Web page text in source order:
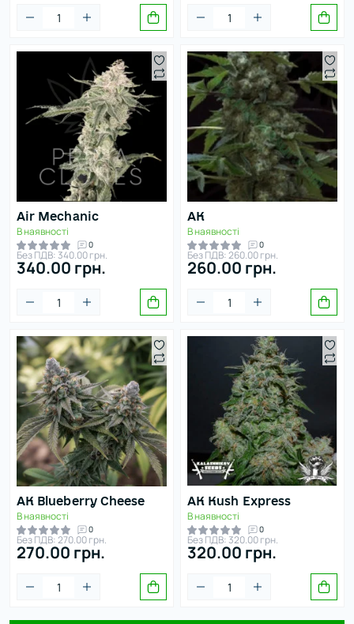
Air Mechanic
В наявності
0
Без ПДВ: 340.00 грн.
340.00 грн.
AK
В наявності
0
Без ПДВ: 260.00 грн.
260.00 грн.
AK Blueberry Cheese
В наявності
0
Без ПДВ: 270.00 грн.
270.00 грн.
AK Kush Express
В наявності
0
Без ПДВ: 320.00 грн.
320.00 грн.